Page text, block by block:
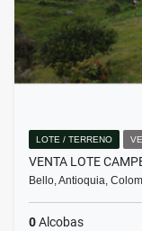
LOTE / TERRENO
VENTA LOTE
Bello, Antioquia,
0Alcobas